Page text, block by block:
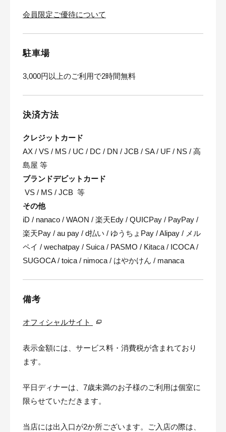
会員限定ご優待について
駐車場
3,000円以上のご利用で2時間無料
決済方法
クレジットカード
AX / VS / MS / UC / DC / DN / JCB / SA / UF / NS / 高
島屋 等
ブランドデビットカード
VS / MS / JCB 等
その他
iD / nanaco / WAON / 楽天Edy / QUICPay / PayPay /
楽天Pay / au pay / d払い / ゆうちょPay / Alipay / メル
ペイ / wechatpay / Suica / PASMO / Kitaca / ICOCA /
SUGOCA / toica / nimoca / はやかけん / manaca
備考
オフィシャルサイト
表示金額には、サービス料・消費税が含まれており
ます。
平日ディナーは、7歳未満のお子様のご利用は個室に
限らせていただきます。
当店には出入口が2か所ございます。ご入店の際は、